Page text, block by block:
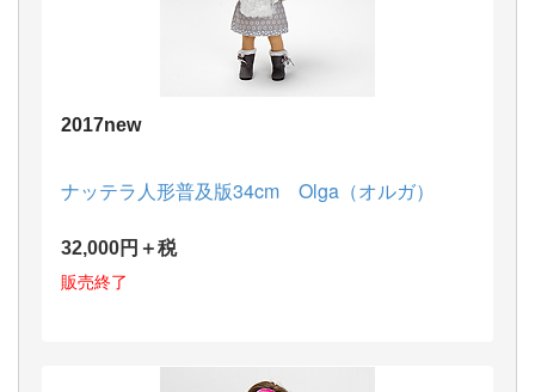
2017new
ナッテラ人形普及版34cm Olga（オルガ）
32,000円＋税
販売終了